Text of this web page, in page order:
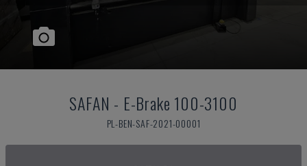
SAFAN - E-Brake 100-3100
PL-BEN-SAF-2021-00001